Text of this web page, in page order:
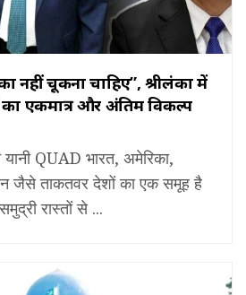
नहीं चूकना चाहिए”, श्रीलंका में
एकमात्र और अंतिम विकल्प
QUAD भारत, अमेरिका,
जैसे ताकतवर देशों का एक समूह है
रास्तों से ...